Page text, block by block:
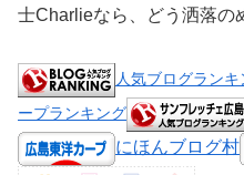
士Charlieなら、どう洒落の
人気ブログランキ
ープランキング
にほんブログ村